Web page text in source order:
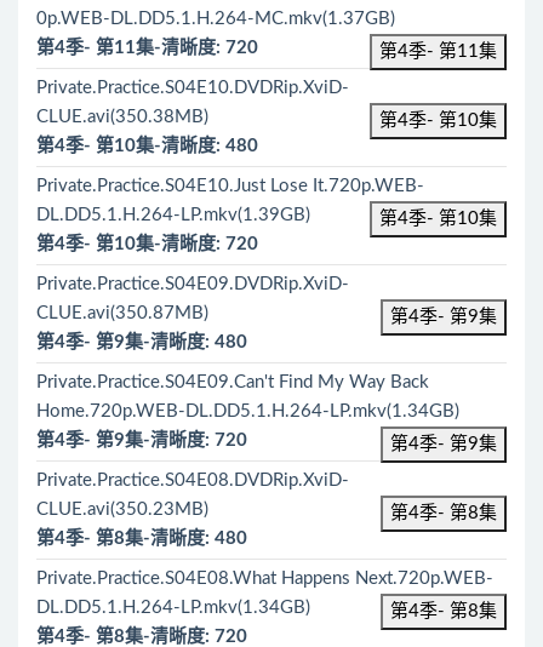
0p.WEB-DL.DD5.1.H.264-MC.mkv(1.37GB)
第4季- 第11集
第4季- 第11集-清晰度: 720
Private.Practice.S04E10.DVDRip.XviD-
CLUE.avi(350.38MB)
第4季- 第10集
第4季- 第10集-清晰度: 480
Private.Practice.S04E10.Just Lose It.720p.WEB-
DL.DD5.1.H.264-LP.mkv(1.39GB)
第4季- 第10集
第4季- 第10集-清晰度: 720
Private.Practice.S04E09.DVDRip.XviD-
CLUE.avi(350.87MB)
第4季- 第9集
第4季- 第9集-清晰度: 480
Private.Practice.S04E09.Can't Find My Way Back
Home.720p.WEB-DL.DD5.1.H.264-LP.mkv(1.34GB)
第4季- 第9集
第4季- 第9集-清晰度: 720
Private.Practice.S04E08.DVDRip.XviD-
CLUE.avi(350.23MB)
第4季- 第8集
第4季- 第8集-清晰度: 480
Private.Practice.S04E08.What Happens Next.720p.WEB-
DL.DD5.1.H.264-LP.mkv(1.34GB)
第4季- 第8集
第4季- 第8集-清晰度: 720